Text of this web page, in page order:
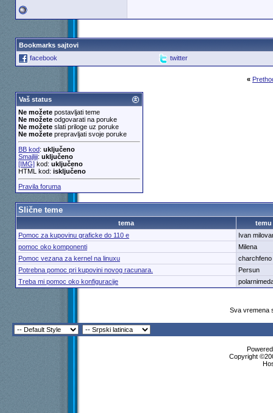
Bookmarks sajtovi
facebook
twitter
«
Vaš status
Ne možetepostavljati teme
Ne možeteodgovarati na poruke
Ne možeteslati priloge uz poruke
Ne možeteprepravljati svoje poruke
BB kod: uključeno
Smajliji: uključeno
[IMG]kod: uključeno
HTML kod: isključeno
Pravila foruma
Slične teme
tema
temu
Pomoc za kupovinu graficke do 110 e
Ivan
pomoc oko komponenti
Milena
Pomoc vezana za kernel na linuxu
charchfeno
Potrebna pomoc pri kupovini novog racunara.
Persun
Treba mi pomoc oko konfiguracije
Sva vremena
Copyright